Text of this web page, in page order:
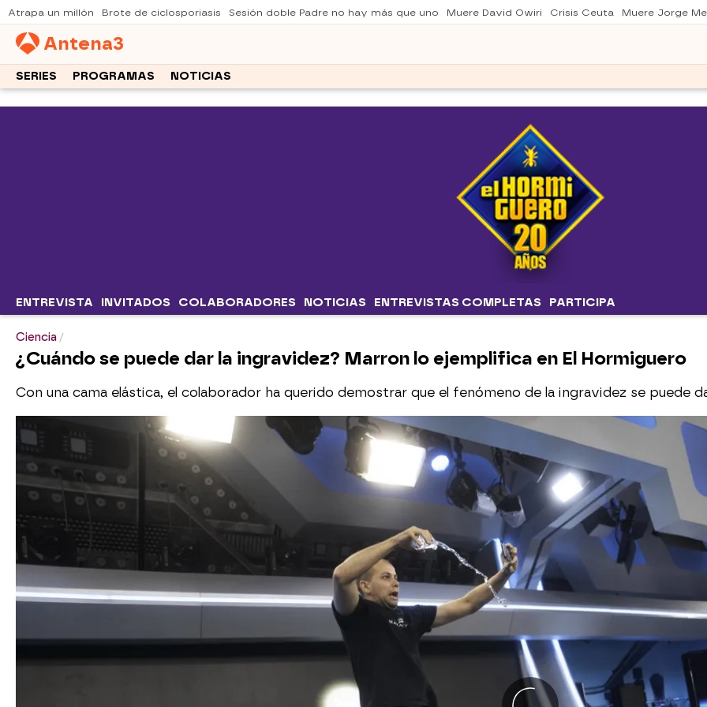
Atrapa un millón Brote de ciclosporiasis Sesión doble Padre no hay más que uno Muere David Owiri Crisis Ceuta Muere Jorge
Antena3
SERIES PROGRAMAS NOTICIAS
ENTREVISTA INVITADOS COLABORADORES NOTICIAS ENTREVISTAS COMPLETAS PARTICIPA
Ciencia
¿Cuándo se puede dar la ingravidez? Marron lo ejemplifica en El Hormiguero
Con una cama elástica, el colaborador ha querido demostrar que el fenómeno de la ingravidez se puede